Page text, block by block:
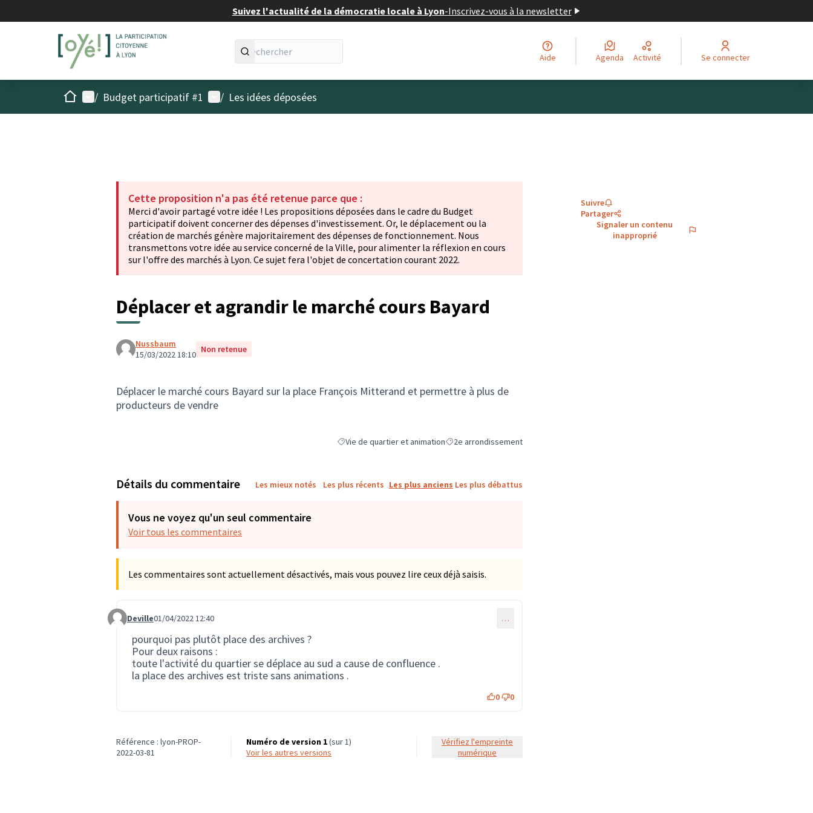
Suivez l'actualité de la démocratie locale à Lyon-Inscrivez-vous à la newsletter
Aide Agenda Activité Se connecter
AccueilMenu principal
/ Budget participatif #1 Menu utilisateur
/ Les idées déposées
Cette proposition n'a pas été retenue parce que :
Merci d'avoir partagé votre idée ! Les propositions déposées dans le cadre du Budget
participatif doivent concerner des dépenses d'investissement. Or, le déplacement ou la
création de marchés génère majoritairement des dépenses de fonctionnement. Nous
transmettons votre idée au service concerné de la Ville, pour alimenter la réflexion en cours
sur l'offre des marchés à Lyon. Ce sujet fera l'objet de concertation courant 2022.
Déplacer et agrandir le marché cours Bayard
Nussbaum
15/03/2022 18:10 Non retenue
Déplacer le marché cours Bayard sur la place François Mitterand et permettre à plus de
producteurs de vendre
Filtrer les résultats de la catégorie : Vie de quartier et animation
Vie de quartier et animationFiltrer les résultats pour la localisation : 2e arrondissement
2e arrondissement
Suivre
Partager
Signaler un contenu
inapproprié
Détails du commentaire Les mieux notés Les plus récents Les plus anciens Les plus débattus
Vous ne voyez qu'un seul commentaire
Voir tous les commentaires
Les commentaires sont actuellement désactivés, mais vous pouvez lire ceux déjà saisis.
Commentaire 142
Deville01/04/2022 12:40 …
pourquoi pas plutôt place des archives ?
Pour deux raisons :
toute l'activité du quartier se déplace au sud a cause de confluence .
la place des archives est triste sans animations .
0 0
Référence : lyon-PROP-
2022-03-81
Numéro de version 1(sur 1)
voir les autres versions
Vérifiez l'empreinte
numérique